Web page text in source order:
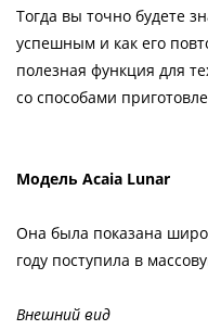
Тогда вы точно будете
успешным и как его
полезная функция для
со способами
Модель Acaia Lunar
Она была показана
году поступила в
Внешний вид